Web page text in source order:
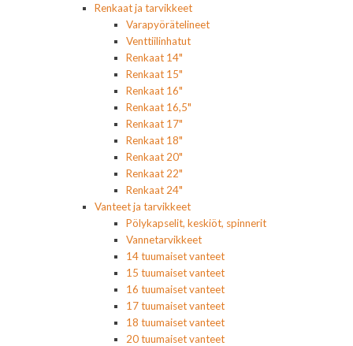
Renkaat ja tarvikkeet
Varapyörätelineet
Venttiilinhatut
Renkaat 14"
Renkaat 15"
Renkaat 16"
Renkaat 16,5"
Renkaat 17"
Renkaat 18"
Renkaat 20"
Renkaat 22"
Renkaat 24"
Vanteet ja tarvikkeet
Pölykapselit, keskiöt, spinnerit
Vannetarvikkeet
14 tuumaiset vanteet
15 tuumaiset vanteet
16 tuumaiset vanteet
17 tuumaiset vanteet
18 tuumaiset vanteet
20 tuumaiset vanteet